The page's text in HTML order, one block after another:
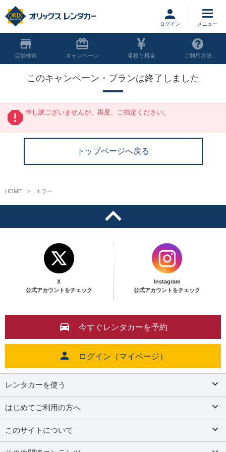
ログイン
店舗 キャンペーン 車種と料金 ご利用方法
このキャンペーン・プランは終了しました
申し訳ございませんが、再度、ご指定ください。
トップページへ戻る
HOME エラー
X
公式アカウントをチェック
Instagram
公式アカウントをチェック
今すぐレンタカーを予約
ログイン（マイページ）
レンタカーを使う
はじめてご利用の方へ
このサイトについて